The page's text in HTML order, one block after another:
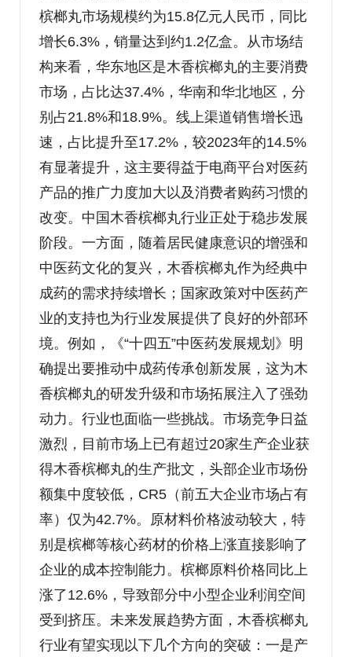
槟榔丸市场规模约为15.8亿元人民币，同比
增长6.3%，销量达到约1.2亿盒。从市场结
构来看，华东地区是木香槟榔丸的主要消费
市场，占比达37.4%，华南和华北地区，分
别占21.8%和18.9%。线上渠道销售增长迅
速，占比提升至17.2%，较2023年的14.5%
有显著提升，这主要得益于电商平台对医药
产品的推广力度加大以及消费者购药习惯的
改变。中国木香槟榔丸行业正处于稳步发展
阶段。一方面，随着居民健康意识的增强和
中医药文化的复兴，木香槟榔丸作为经典中
成药的需求持续增长；国家政策对中医药产
业的支持也为行业发展提供了良好的外部环
境。例如，《“十四五”中医药发展规划》明
确提出要推动中成药传承创新发展，这为木
香槟榔丸的研发升级和市场拓展注入了强劲
动力。行业也面临一些挑战。市场竞争日益
激烈，目前市场上已有超过20家生产企业获
得木香槟榔丸的生产批文，头部企业市场份
额集中度较低，CR5（前五大企业市场占有
率）仅为42.7%。原材料价格波动较大，特
别是槟榔等核心药材的价格上涨直接影响了
企业的成本控制能力。槟榔原料价格同比上
涨了12.6%，导致部分中小型企业利润空间
受到挤压。未来发展趋势方面，木香槟榔丸
行业有望实现以下几个方向的突破：一是产